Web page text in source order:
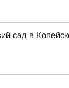
сад в